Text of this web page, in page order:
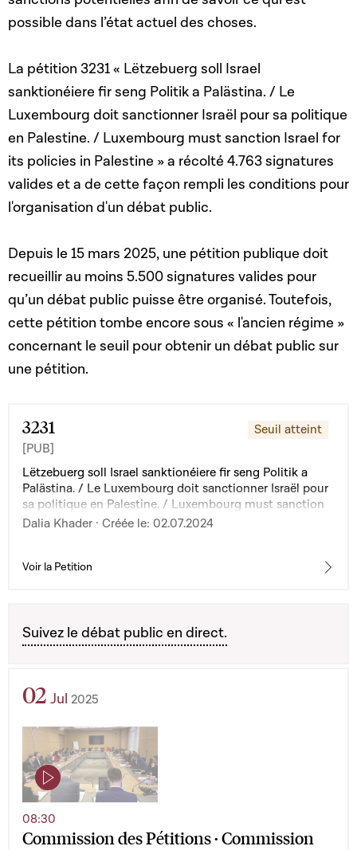
possible dans l’état actuel des choses.
La pétition 3231 « Lëtzebuerg soll Israel
sanktionéiere fir seng Politik a Palästina. / Le
Luxembourg doit sanctionner Israël pour sa politique
en Palestine. / Luxembourg must sanction Israel for
its policies in Palestine » a récolté 4.763 signatures
valides et a de cette façon rempli les conditions pour
l'organisation d'un débat public.
Depuis le 15 mars 2025, une pétition publique doit
recueillir au moins 5.500 signatures valides pour
qu’un débat public puisse être organisé. Toutefois,
cette pétition tombe encore sous « l'ancien régime »
concernant le seuil pour obtenir un débat public sur
une pétition.
3231
[PUB]
Seuil atteint
Lëtzebuerg soll Israel sanktionéiere fir seng Politik a
Palästina. / Le Luxembourg doit sanctionner Israël pour
sa politique en Palestine. / Luxembourg must sanction
Israel for its policies in Palestine.
Dalia Khader · Créée le: 02.07.2024
Voir la Petition
Suivez le débat public en direct.
02 Jul 2025
Commission des Pétitions · Commission
08:30